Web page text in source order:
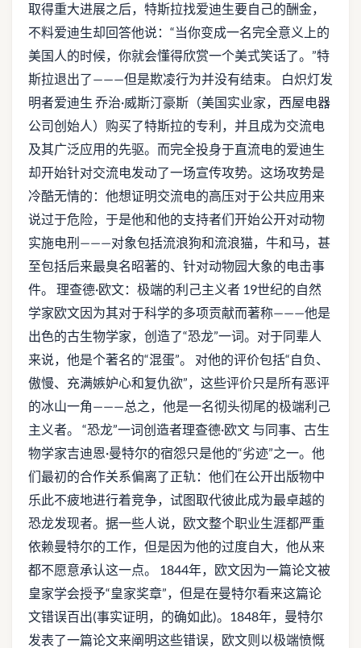
取得重大进展之后，特斯拉找爱迪生要自己的酬金，
不料爱迪生却回答他说：“当你变成一名完全意义上的
美国人的时候，你就会懂得欣赏一个美式笑话了。”特
斯拉退出了———但是欺凌行为并没有结束。 白炽灯发
明者爱迪生 乔治·威斯汀豪斯（美国实业家，西屋电器
公司创始人）购买了特斯拉的专利，并且成为交流电
及其广泛应用的先驱。而完全投身于直流电的爱迪生
却开始针对交流电发动了一场宣传攻势。这场攻势是
冷酷无情的：他想证明交流电的高压对于公共应用来
说过于危险，于是他和他的支持者们开始公开对动物
实施电刑———对象包括流浪狗和流浪猫，牛和马，甚
至包括后来最臭名昭著的、针对动物园大象的电击事
件。 理查德·欧文：极端的利己主义者 19世纪的自然
学家欧文因为其对于科学的多项贡献而著称———他是
出色的古生物学家，创造了“恐龙”一词。对于同辈人
来说，他是个著名的“混蛋”。 对他的评价包括“自负、
傲慢、充满嫉妒心和复仇欲”，这些评价只是所有恶评
的冰山一角———总之，他是一名彻头彻尾的极端利己
主义者。 “恐龙”一词创造者理查德·欧文 与同事、古生
物学家吉迪恩·曼特尔的宿怨只是他的“劣迹”之一。他
们最初的合作关系偏离了正轨：他们在公开出版物中
乐此不疲地进行着竞争，试图取代彼此成为最卓越的
恐龙发现者。据一些人说，欧文整个职业生涯都严重
依赖曼特尔的工作，但是因为他的过度自大，他从来
都不愿意承认这一点。 1844年，欧文因为一篇论文被
皇家学会授予“皇家奖章”，但是在曼特尔看来这篇论
文错误百出(事实证明，的确如此)。1848年，曼特尔
发表了一篇论文来阐明这些错误，欧文则以极端愤慨